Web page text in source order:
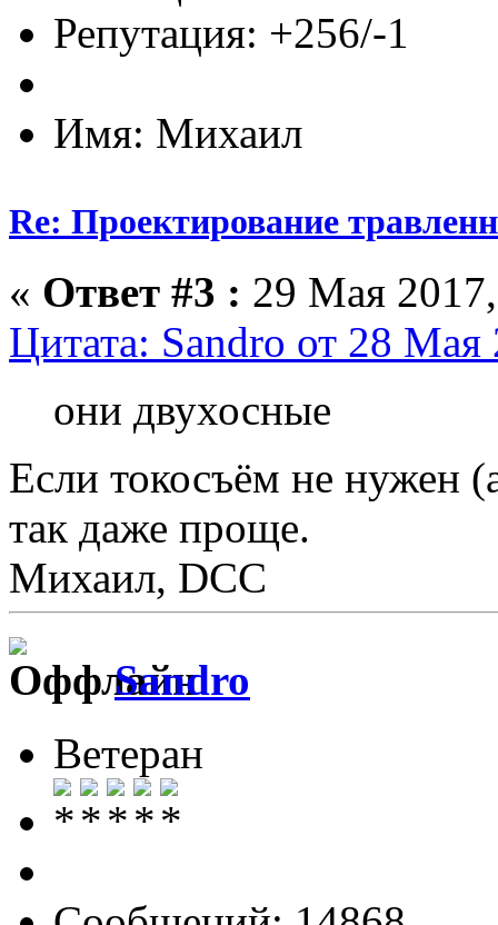
Репутация: +256/-1
Имя: Михаил
Re: Проектирование
« Ответ #3 : 29 Мая
Цитата: Sandro от 28
они двухосные
Если токосъём не нужен
так даже проще.
Михаил, DCC
Sandro
Ветеран